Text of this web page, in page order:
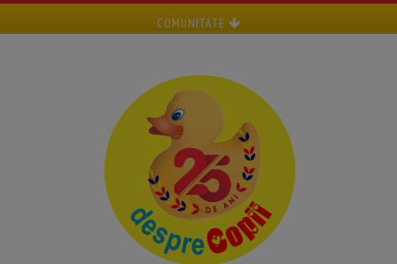
COMUNITATE